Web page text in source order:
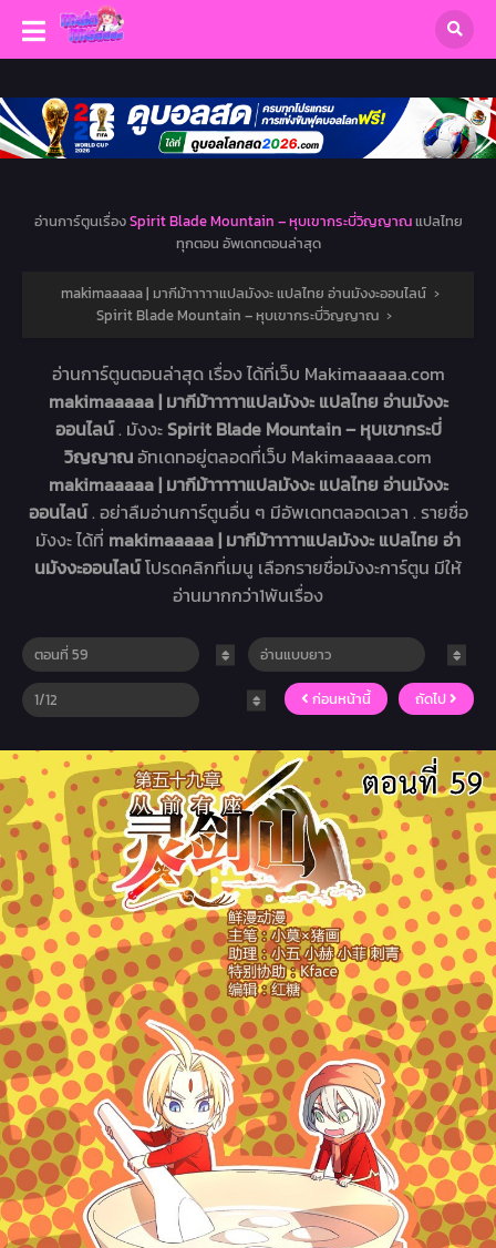
อ่านการ์ตูนเรื่องSpirit Blade Mountain – หุบเขากระบี่วิญญาณแปลไทย
ทุกตอน อัพเดทตอนล่าสุด
makimaaaaa | มากีม้าาาาาแปลมังงะ แปลไทย อ่านมังงะออนไลน์ ›
Spirit Blade Mountain – หุบเขากระบี่วิญญาณ ›
อ่านการ์ตูนตอนล่าสุด เรื่องได้ที่เว็บ Makimaaaaa.com
makimaaaaa | มากีม้าาาาาแปลมังงะ แปลไทย อ่านมังงะ
ออนไลน์. มังงะSpirit Blade Mountain – หุบเขากระบี่
วิญญาณอัทเดทอยู่ตลอดที่เว็บ Makimaaaaa.com
makimaaaaa | มากีม้าาาาาแปลมังงะ แปลไทย อ่านมังงะ
ออนไลน์. อย่าลืมอ่านการ์ตูนอื่น ๆ มีอัพเดทตลอดเวลา . รายชื่อ
มังงะ ได้ที่ makimaaaaa | มากีม้าาาาาแปลมังงะ แปลไทย อ่า
นมังงะออนไลน์โปรดคลิกที่เมนู เลือกรายชื่อมังงะการ์ตูน มีให้
อ่านมากกว่า1พันเรื่อง
ก่อนหน้านี้ ถัดไป